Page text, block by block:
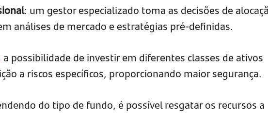
: um gestor especializado toma as decisões de
análises de mercado e estratégias pré-definidas.
a possibilidade de investir em diferentes classes de ativos
a riscos específicos, proporcionando maior segurança.
do tipo de fundo, é possível resgatar os recursos a